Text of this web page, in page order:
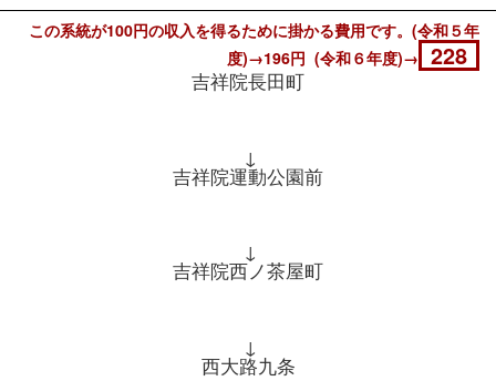
この系統が100円の収入を得るために掛かる費用です。(令和５年
度)→196円 (令和６年度)→ 228
吉祥院長田町
↓
吉祥院運動公園前
↓
吉祥院西ノ茶屋町
↓
西大路九条